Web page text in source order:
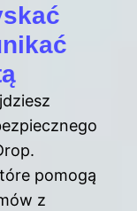
pomogą
z